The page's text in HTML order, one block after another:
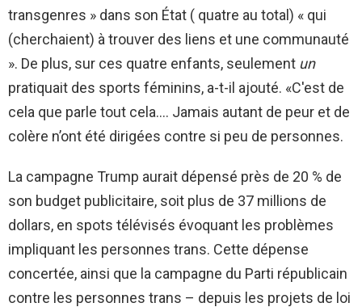
transgenres » dans son État ( quatre au total) « qui
(cherchaient) à trouver des liens et une communauté
». De plus, sur ces quatre enfants, seulement un
pratiquait des sports féminins, a-t-il ajouté. «C'est de
cela que parle tout cela…. Jamais autant de peur et de
colère n’ont été dirigées contre si peu de personnes.
La campagne Trump aurait dépensé près de 20 % de
son budget publicitaire, soit plus de 37 millions de
dollars, en spots télévisés évoquant les problèmes
impliquant les personnes trans. Cette dépense
concertée, ainsi que la campagne du Parti républicain
contre les personnes trans – depuis les projets de loi